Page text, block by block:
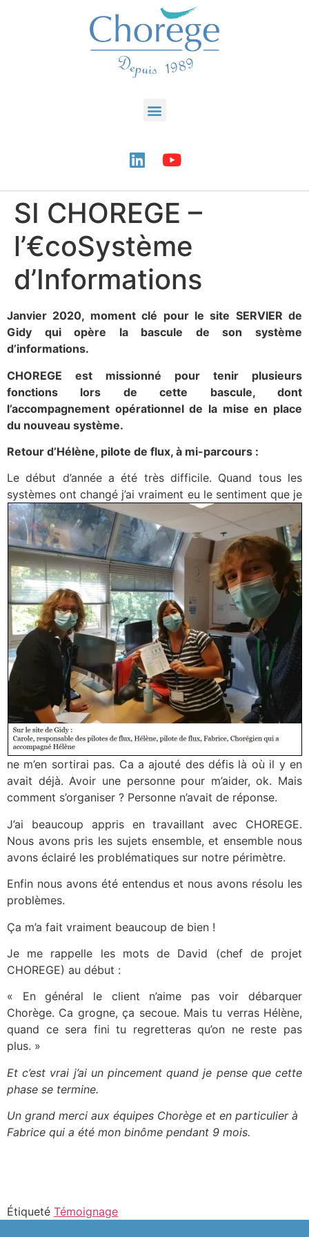
SI CHOREGE –
l’€coSystème
d’Informations
Janvier 2020, moment clé pour le site SERVIER de
Gidy qui opère la bascule de son système
d’informations.
CHOREGE est missionné pour tenir plusieurs
fonctions lors de cette bascule, dont
l’accompagnement opérationnel de la mise en place
du nouveau système.
Retour d’Hélène, pilote de flux, à mi-parcours :
Le début d’année a été très difficile. Quand tous les
systèmes ont changé j’ai vraiment eu le sentiment que je
ne m’en sortirai pas. Ca a ajouté des défis là où il y en
avait déjà. Avoir une personne pour m’aider, ok. Mais
comment s’organiser ? Personne n’avait de réponse.
J’ai beaucoup appris en travaillant avec CHOREGE.
Nous avons pris les sujets ensemble, et ensemble nous
avons éclairé les problématiques sur notre périmètre.
Enfin nous avons été entendus et nous avons résolu les
problèmes.
Ça m’a fait vraiment beaucoup de bien !
Je me rappelle les mots de David (chef de projet
CHOREGE) au début :
« En général le client n’aime pas voir débarquer
Chorège. Ca grogne, ça secoue. Mais tu verras Hélène,
quand ce sera fini tu regretteras qu’on ne reste pas
plus. »
Et c’est vrai j’ai un pincement quand je pense que cette
phase se termine.
Un grand merci aux équipes Chorège et en particulier à
Fabrice qui a été mon binôme pendant 9 mois.
Étiqueté Témoignage